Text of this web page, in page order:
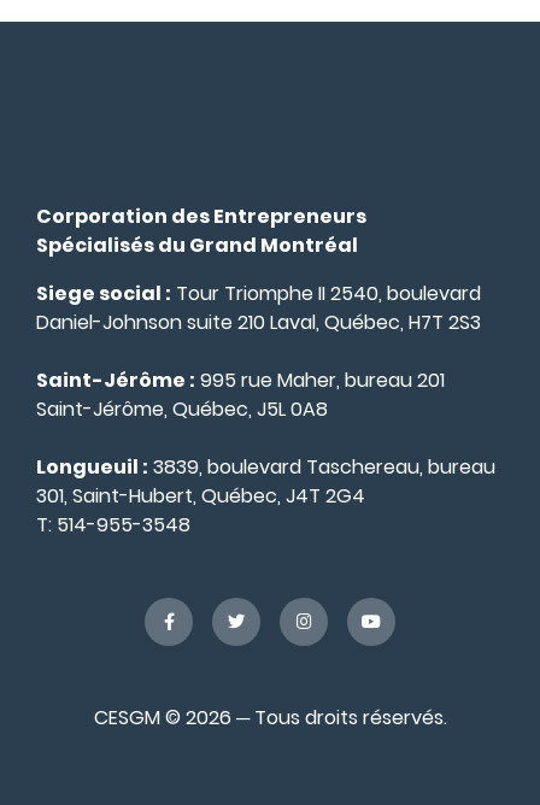
Corporation des Entrepreneurs
Spécialisés du Grand Montréal
Siege social : Tour Triomphe II 2540, boulevard
Daniel-Johnson suite 210 Laval, Québec, H7T 2S3
Saint-Jérôme : 995 rue Maher, bureau 201
Saint-Jérôme, Québec, J5L 0A8
Longueuil : 3839, boulevard Taschereau, bureau
301, Saint-Hubert, Québec, J4T 2G4
T: 514-955-3548
CESGM © 2026 ─ Tous droits réservés.